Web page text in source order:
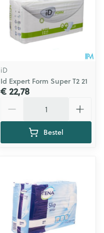
iD
Id Expert Form Super T2 21
€ 22,78
Bestel